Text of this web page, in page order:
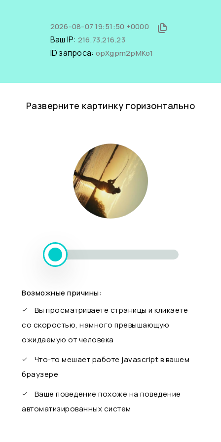
2026-08-07 19:51:50 +0000
Ваш IP: 216.73.216.23
ID запроса: opXgpm2pMKo1
Разверните картинку горизонтально
Возможные причины:
Вы просматриваете страницы и кликаете
со скоростью, намного превышающую
ожидаемую от человека
Что-то мешает работе javascript в вашем
браузере
Ваше поведение похоже на поведение
автоматизированных систем